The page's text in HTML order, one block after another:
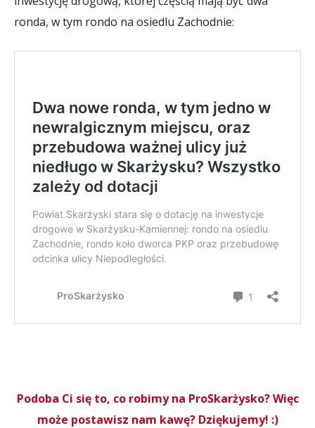
ronda, w tym rondo na osiedlu Zachodnie:
Podoba Ci się to, co robimy na ProSkarżysko? Więc
może postawisz nam kawę? Dziękujemy! :)